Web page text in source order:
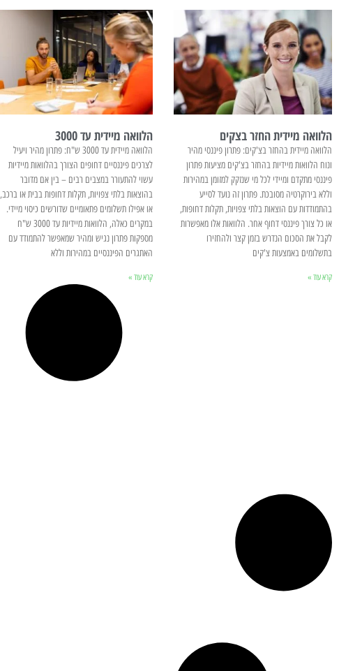
הלוואה מיידית החזר בצקים
הלוואה מיידית בהחזר בצ'קים: פתרון פיננסי מהיר
ונוח הלוואות מיידיות בהחזר בצ'קים מציעות פתרון
פיננסי מתקדם ומיידי לכל מי שנזקק למזומן במהירות
וללא בירוקרטיה מסובכת. פתרון זה נועד לסייע
בהתמודדות עם הוצאות בלתי צפויות, תקלות דחופות,
או כל צורך פיננסי דחוף אחר. הלוואות אלו מאפשרות
לקבל את הסכום הנדרש בזמן קצר ולהחזירו
בתשלומים באמצעות צ'קים
קרא עוד »
הלוואה מיידית עד 3000
הלוואה מיידית עד 3000 ש"ח: פתרון מהיר ויעיל
לצרכים פיננסיים דחופים הצורך בהלוואות מיידיות
עשוי להתעורר במצבים רבים – בין אם מדובר
בהוצאות בלתי צפויות, תקלות דחופות בבית או ברכב,
או אפילו תשלומים פתאומיים שדורשים כיסוי מיידי.
במקרים כאלה, הלוואות מיידיות עד 3000 ש"ח
מספקות פתרון נגיש ומהיר שמאפשר להתמודד עם
האתגרים הפיננסיים במהירות וללא
קרא עוד »